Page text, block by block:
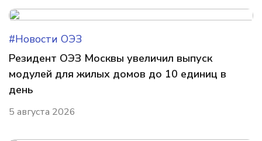
#Новости ОЭЗ
Резидент ОЭЗ Москвы увеличил выпуск
модулей для жилых домов до 10 единиц в
день
5 августа 2026